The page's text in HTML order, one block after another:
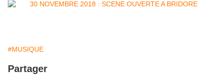
#MUSIQUE
Partager